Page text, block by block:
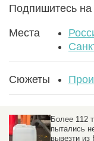
Подпишитесь на
Места
Сюжеты
Более 112
пытались
вывезти из